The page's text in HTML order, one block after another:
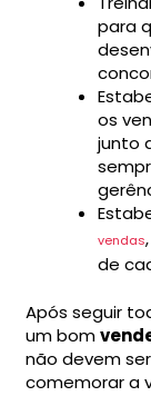
para
os
junto
vendas
de
Após seguir
um bom
não devem
comemorar a